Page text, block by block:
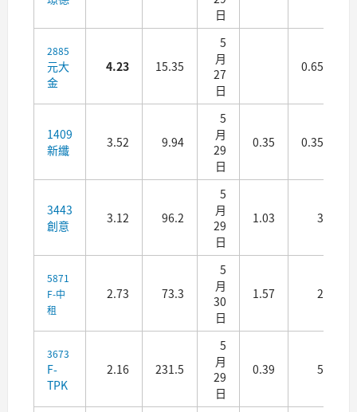
日
2885
元大
金
4.23 15.35
5
月
27
日
0.65
1409
新纖
3.52 9.94
5
月
29
日
0.35 0.35
3443
創意
3.12 96.2
5
月
29
日
1.03 3
5871
F-中
租
2.73 73.3
5
月
30
日
1.57 2
3673
F-
TPK
2.16 231.5
5
月
29
日
0.39 5